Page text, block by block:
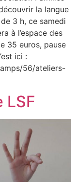
la langue
3 h, ce samedi
à l’espace des
35 euros, pause
ici :
56/ateliers-